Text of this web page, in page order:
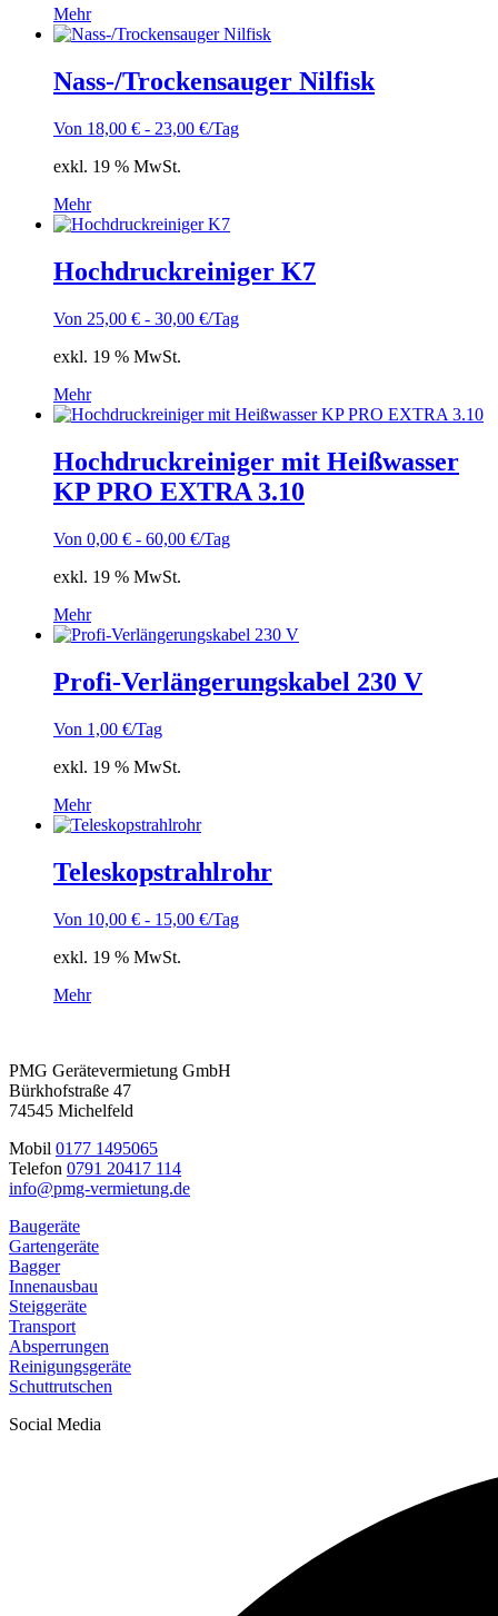
Mehr
Nass-/Trockensauger Nilfisk
Von 18,00 € - 23,00 €/Tag
exkl. 19 % MwSt.
Mehr
Hochdruckreiniger K7
Von 25,00 € - 30,00 €/Tag
exkl. 19 % MwSt.
Mehr
Hochdruckreiniger mit Heißwasser
KP PRO EXTRA 3.10
Von 0,00 € - 60,00 €/Tag
exkl. 19 % MwSt.
Mehr
Profi-Verlängerungskabel 230 V
Von 1,00 €/Tag
exkl. 19 % MwSt.
Mehr
Teleskopstrahlrohr
Von 10,00 € - 15,00 €/Tag
exkl. 19 % MwSt.
Mehr
PMG Gerätevermietung GmbH
Bürkhofstraße 47
74545 Michelfeld
Mobil 0177 1495065
Telefon 0791 20417 114
info@pmg-vermietung.de
Baugeräte
Gartengeräte
Bagger
Innenausbau
Steiggeräte
Transport
Absperrungen
Reinigungsgeräte
Schuttrutschen
Social Media